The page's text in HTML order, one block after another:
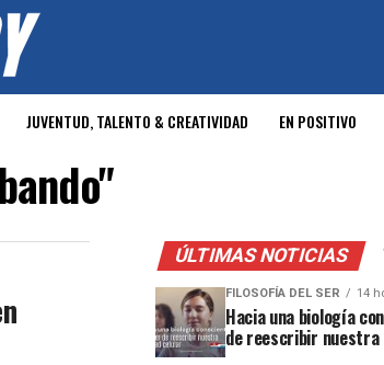
JUVENTUD, TALENTO & CREATIVIDAD EN POSITIVO
ÚLTIMAS NOTICIAS
FILOSOFÍA DEL SER 14
Hacia una biología
de reescribir nuestra